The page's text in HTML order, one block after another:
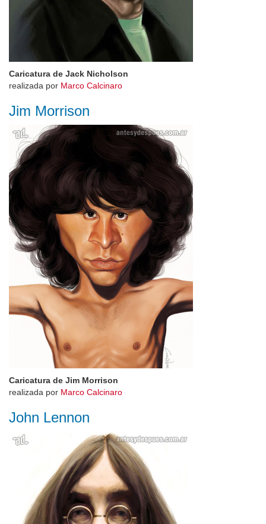
Caricatura de Jack Nicholson
realizada por Marco Calcinaro
Jim Morrison
Caricatura de Jim Morrison
realizada por Marco Calcinaro
John Lennon